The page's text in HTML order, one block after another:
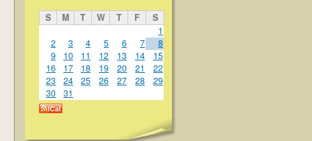
S M T W T F
S
1
2
3 4 5 6 7
8
9
10 11 12 13 14
15
16
17 18 19 20 21
22
23
24 25 26 27 28
29
30
31